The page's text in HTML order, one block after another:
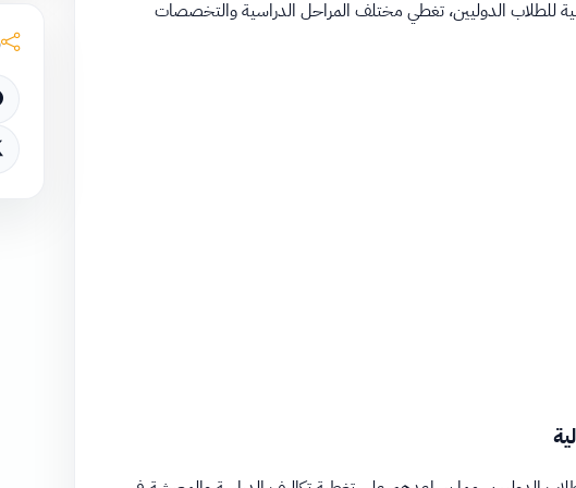
للطلاب الدوليين، تغطي مختلف المراحل الدراسية والتخصصات